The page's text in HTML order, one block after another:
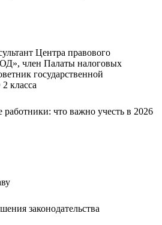
Центра правового
член Палаты налоговых
государственной
класса
что важно учесть в 2026
законодательства